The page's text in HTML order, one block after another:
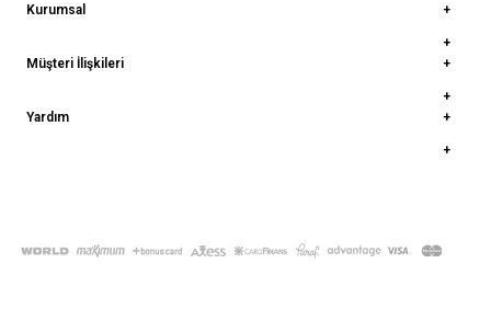
Kurumsal
Müşteri İlişkileri
Yardım